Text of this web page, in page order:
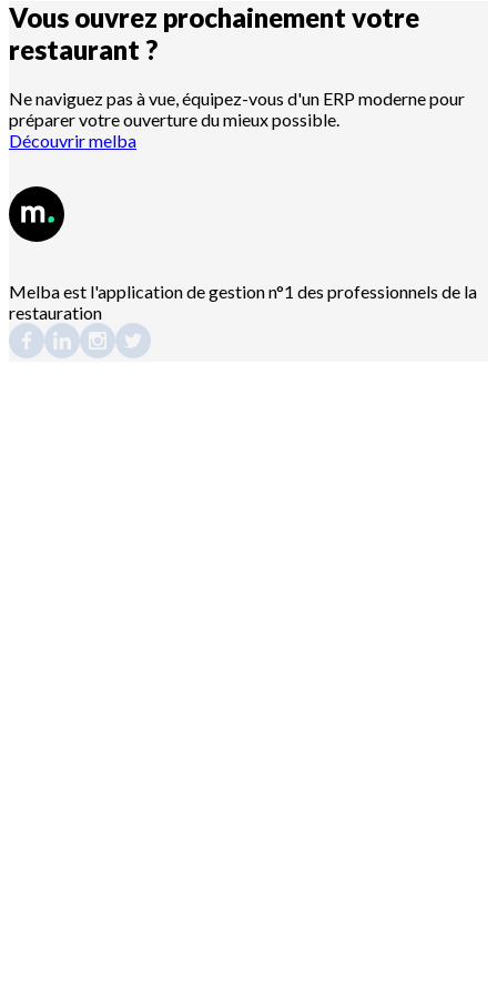
Vous ouvrez prochainement votre
restaurant ?
Ne naviguez pas à vue, équipez-vous d'un ERP moderne pour
préparer votre ouverture du mieux possible.
Découvrir melba
Melba est l'application de gestion n°1 des professionnels de la
restauration